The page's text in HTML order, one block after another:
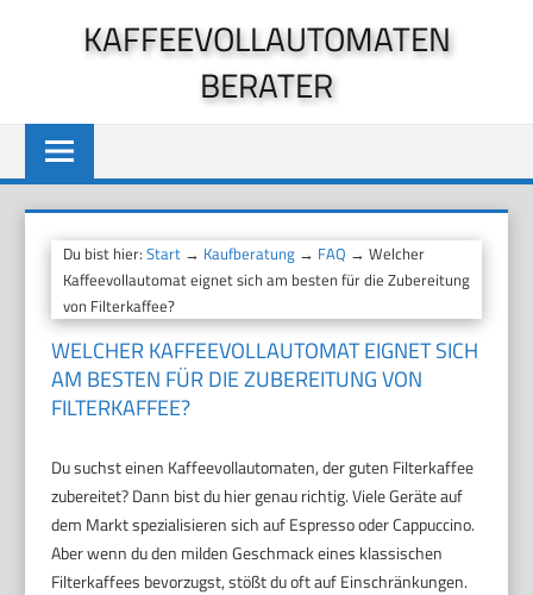
KAFFEEVOLLAUTOMATEN
BERATER
Du bist hier:Start → Kaufberatung → FAQ → Welcher
Kaffeevollautomat eignet sich am besten für die Zubereitung
von Filterkaffee?
WELCHER KAFFEEVOLLAUTOMAT EIGNET SICH
AM BESTEN FÜR DIE ZUBEREITUNG VON
FILTERKAFFEE?
Du suchst einen Kaffeevollautomaten, der guten Filterkaffee
zubereitet? Dann bist du hier genau richtig. Viele Geräte auf
dem Markt spezialisieren sich auf Espresso oder Cappuccino.
Aber wenn du den milden Geschmack eines klassischen
Filterkaffees bevorzugst, stößt du oft auf Einschränkungen.